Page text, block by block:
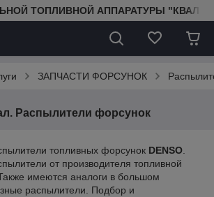
ТОПЛИВНОЙ АППАРАТУРЫ
ЗАПЧАСТИ ФОРСУНОК
Распылители форсунок
топливных форсунок DENSO
от производителя топливной
имеются аналоги в большом
распылители. Подбор и